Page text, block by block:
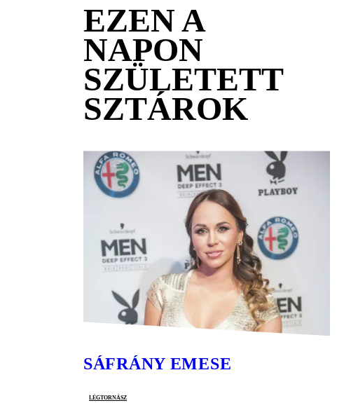
EZEN A
NAPON
SZÜLETETT
SZTÁROK
SÁFRÁNY EMESE
légtornász